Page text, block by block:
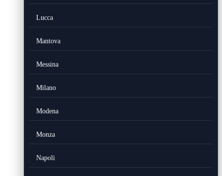
Lucca
Mantova
Messina
Milano
Modena
Monza
Napoli